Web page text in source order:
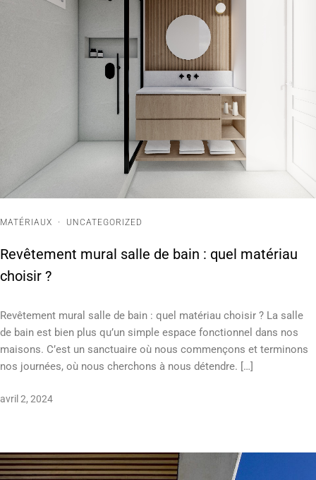
MATÉRIAUX · UNCATEGORIZED
Revêtement mural salle de bain : quel matériau
choisir ?
Revêtement mural salle de bain : quel matériau choisir ? La salle
de bain est bien plus qu’un simple espace fonctionnel dans nos
maisons. C’est un sanctuaire où nous commençons et terminons
nos journées, où nous cherchons à nous détendre. […]
avril 2, 2024